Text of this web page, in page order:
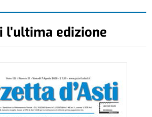
l'ultima edizione